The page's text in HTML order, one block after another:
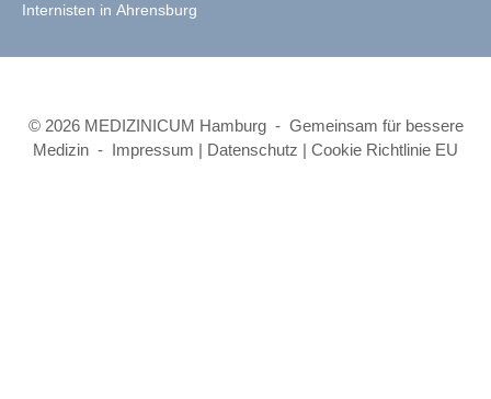
Internisten in Ahrensburg
© 2026 MEDIZINICUM Hamburg - Gemeinsam für bessere
Medizin - Impressum | Datenschutz | Cookie Richtlinie EU